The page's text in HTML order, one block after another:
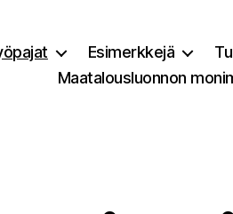
Esimerkkejä
Maatalousluonnon